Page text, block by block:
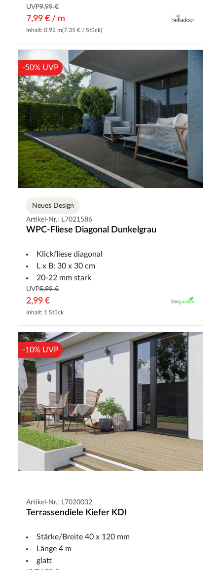
UVP9,99 €
7,99 € / m
Inhalt: 0.92 m(7,35 € / Stück)
-50% UVP
Neues Design
Artikel-Nr.: L7021586
WPC-Fliese Diagonal Dunkelgrau
Klickfliese diagonal
L x B: 30 x 30 cm
20-22 mm stark
UVP5,99 €
2,99 €
Inhalt: 1 Stück
-10% UVP
Artikel-Nr.: L7020032
Terrassendiele Kiefer KDI
Stärke/Breite 40 x 120 mm
Länge 4 m
glatt